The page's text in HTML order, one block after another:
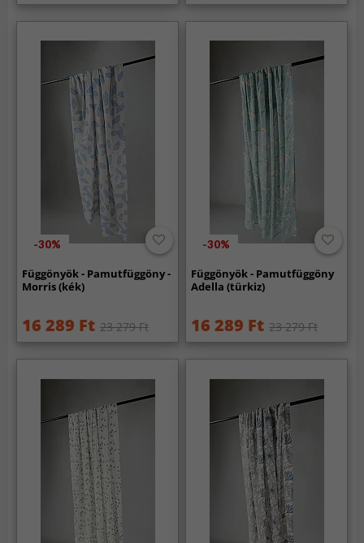
-30%
Függönyök - Pamutfüggöny -
Morris (kék)
16 289 Ft 23 279 Ft
-30%
Függönyök - Pamutfüggöny
Adella (türkiz)
16 289 Ft 23 279 Ft